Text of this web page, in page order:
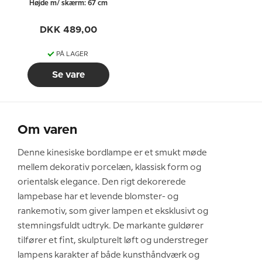
Højde m/ skærm: 67 cm
DKK 489,00
PÅ LAGER
Se vare
Om varen
Denne kinesiske bordlampe er et smukt møde
mellem dekorativ porcelæn, klassisk form og
orientalsk elegance. Den rigt dekorerede
lampebase har et levende blomster- og
rankemotiv, som giver lampen et eksklusivt og
stemningsfuldt udtryk. De markante guldører
tilfører et fint, skulpturelt løft og understreger
lampens karakter af både kunsthåndværk og